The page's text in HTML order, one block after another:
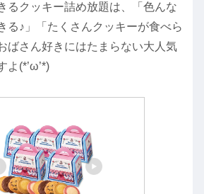
るクッキー詰め放題は、「色んな
る♪」「たくさんクッキーが食べら
ばさん好きにはたまらない大人気
よ(*’ω’*)